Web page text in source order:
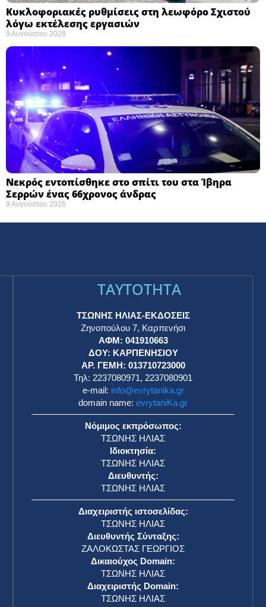
Κυκλοφοριακές ρυθμίσεις στη λεωφόρο Σχιστού
λόγω εκτέλεσης εργασιών
9 Αυγούστου 2026
Νεκρός εντοπίσθηκε στο σπίτι του στα Ίβηρα
Σερρών ένας 66χρονος άνδρας
9 Αυγούστου 2026
TAYTOTHTA
ΤΣΩΝΗΣ ΗΛΙΑΣ-ΕΚΔΟΣΕΙΣ
Ζηνοπούλου 7, Καρπενήσι
ΑΦΜ: 041910663
ΔΟΥ: ΚΑΡΠΕΝΗΣΙΟΥ
ΑΡ. ΓΕΜΗ: 013710723000
Τηλ: 2237080971, 2237080901
e-mail: info@evrytanika.gr
domain name: evrytaniKa.gr
Νόμιμος εκπρόσωπος:
ΤΣΩΝΗΣ ΗΛΙΑΣ
Ιδιοκτησία:
ΤΣΩΝΗΣ ΗΛΙΑΣ
Διευθυντής:
ΤΣΩΝΗΣ ΗΛΙΑΣ
Διαχειριστής ιστοσελίδας:
ΤΣΩΝΗΣ ΗΛΙΑΣ
Διευθυντής Σύνταξης:
ΖΑΛΟΚΩΣΤΑΣ ΓΕΩΡΓΙΟΣ
Δικαιούχος Domain:
ΤΣΩΝΗΣ ΗΛΙΑΣ
Διαχειριστής Domain:
ΤΣΩΝΗΣ ΗΛΙΑΣ